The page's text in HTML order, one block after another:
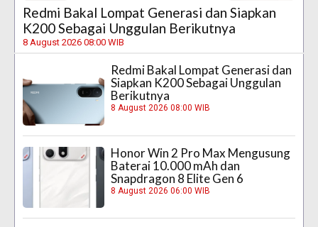
Redmi Bakal Lompat Generasi dan Siapkan
K200 Sebagai Unggulan Berikutnya
8 August 2026 08:00 WIB
Redmi Bakal Lompat Generasi dan
Siapkan K200 Sebagai Unggulan
Berikutnya
8 August 2026 08:00 WIB
Honor Win 2 Pro Max Mengusung
Baterai 10.000 mAh dan
Snapdragon 8 Elite Gen 6
8 August 2026 06:00 WIB